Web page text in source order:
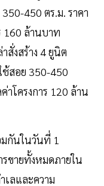
450 ตร.ม. ราคา
160 ล้านบาท
สั่งสร้าง 4 ยูนิต
สอย 350-450
าโครงการ 120 ล้าน
กันในวันที่ 1
ขายทั้งหมดภายใน
ลและความ